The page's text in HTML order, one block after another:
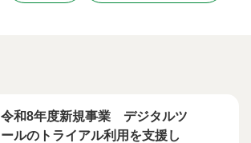
令和8年度新規事業 デジタルツ
ールのトライアル利用を支援し